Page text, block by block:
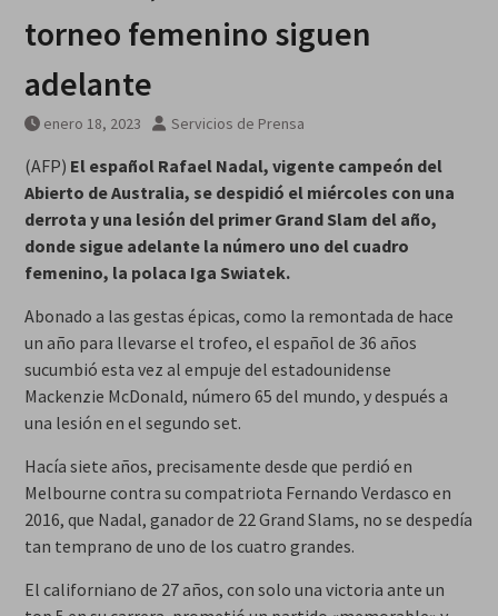
torneo femenino siguen
adelante
enero 18, 2023 Servicios de Prensa
(AFP) El español Rafael Nadal, vigente campeón del
Abierto de Australia, se despidió el miércoles con una
derrota y una lesión del primer Grand Slam del año,
donde sigue adelante la número uno del cuadro
femenino, la polaca Iga Swiatek.
Abonado a las gestas épicas, como la remontada de hace
un año para llevarse el trofeo, el español de 36 años
sucumbió esta vez al empuje del estadounidense
Mackenzie McDonald, número 65 del mundo, y después a
una lesión en el segundo set.
Hacía siete años, precisamente desde que perdió en
Melbourne contra su compatriota Fernando Verdasco en
2016, que Nadal, ganador de 22 Grand Slams, no se despedía
tan temprano de uno de los cuatro grandes.
El californiano de 27 años, con solo una victoria ante un